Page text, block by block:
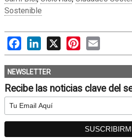
Sostenible
FacebookLinkedIn
X PinterestEmail
NEWSLETTER
Recibe las noticias clave del